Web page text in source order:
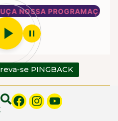
NOSSA PROGRAMAÇÃO
play_arrow pause
se PINGBACK